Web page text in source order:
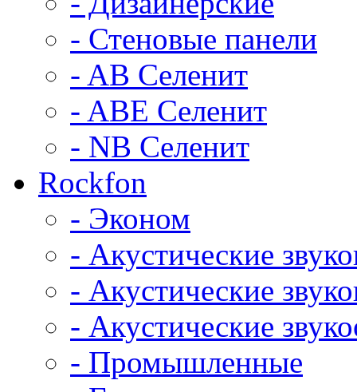
- Стеновые панели
- AB Селенит
- ABE Селенит
- NB Селенит
Rockfon
- Эконом
- Акустические
- Акустические
- Акустические
- Промышленные